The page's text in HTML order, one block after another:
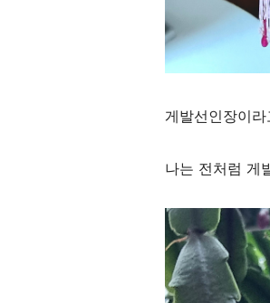
게발선인장이
나는 전처럼 게